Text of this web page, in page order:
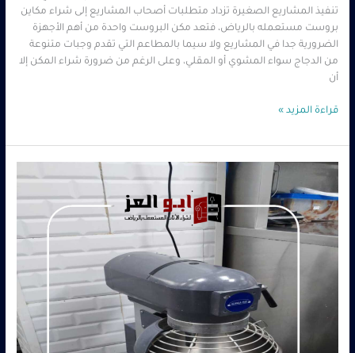
تنفيذ المشاريع الصغيرة تزداد متطلبات أصحاب المشاريع إلى شراء مكاين
بروست مستعمله بالرياض، فتعد مكن البروست واحدة من أهم الأجهزة
الضرورية جدا في المشاريع ولا سيما بالمطاعم التي تقدم وجبات متنوعة
من الدجاج سواء المشوي أو المقلي، وعلى الرغم من ضرورة شراء المكن إلا
أن
قراءة المزيد »
شراء
بروست
مستعمله
بالرياض
ابو